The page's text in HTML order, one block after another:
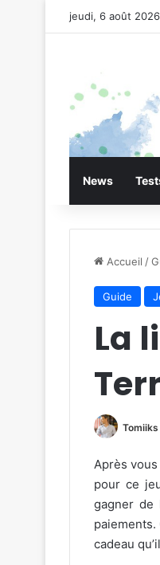
jeudi, 6 août 2026
News
Accueil /
Guide
La
Tomiiks
Après
pour ce
gagner de
cadeau